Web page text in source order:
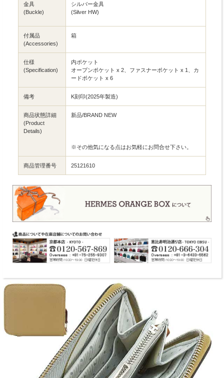
金具
(Buckle)
シルバー金具
(Silver HW)
付属品
(Accessories)
箱
仕様
(Specification)
内ポケット
オープンポケット x 2、ファスナーポケット x 1、カ
ードポケット x 6
備考 K刻印(2025年製造)
商品状態詳細
(Product
Details)
新品/BRAND NEW
※その他気になる点はお気軽にお問合せ下さい。
商品管理番号 25121610